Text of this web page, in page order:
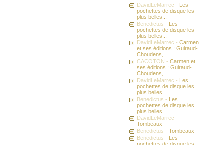
DavidLeMarrec - Les
pochettes de disque les
plus belles...
Benedictus - Les
pochettes de disque les
plus belles...
DavidLeMarrec -Carmen
et ses éditions : Guiraud-
Choudens,...
CACOTON -Carmen et
ses éditions : Guiraud-
Choudens,...
DavidLeMarrec - Les
pochettes de disque les
plus belles...
Benedictus - Les
pochettes de disque les
plus belles...
DavidLeMarrec -
Tombeaux
Benedictus -Tombeaux
Benedictus - Les
pochettes de disque les